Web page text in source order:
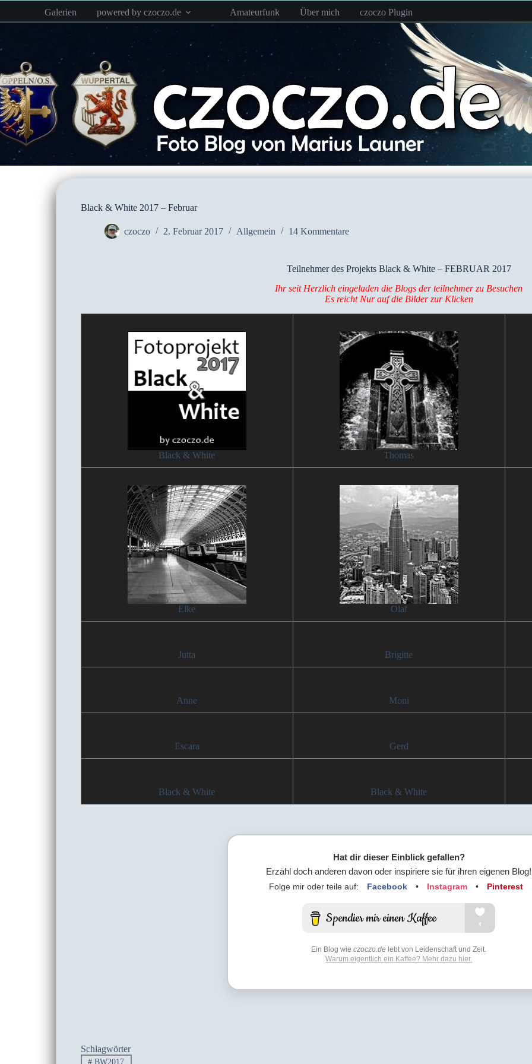
springen
Galerien powered by czoczo.de Amateurfunk Über mich czoczo Plugin
Black & White 2017 – Februar
czoczo 2. Februar 2017 Allgemein 14 Kommentare
Teilnehmer des Projekts Black & White – FEBRUAR 2017
Ihr seit Herzlich eingeladen die Blogs der teilnehmer zu Besuchen
Es reicht Nur auf die Bilder zur Klicken
Black & White Thomas
Elke Olaf
Jutta Brigitte
Anne Moni
Escara Gerd
Black & White Black & White
Hat dir dieser Einblick gefallen?
Erzähl doch anderen davon oder inspiriere sie für ihren eigenen Blog!
Folge mir oder teile auf: Facebook • Instagram • Pinterest
Ein Blog wieczoczo.de lebt von Leidenschaft und Zeit.
Warum eigentlich ein Kaffee? Mehr dazu hier.
Schlagwörter
# BW2017